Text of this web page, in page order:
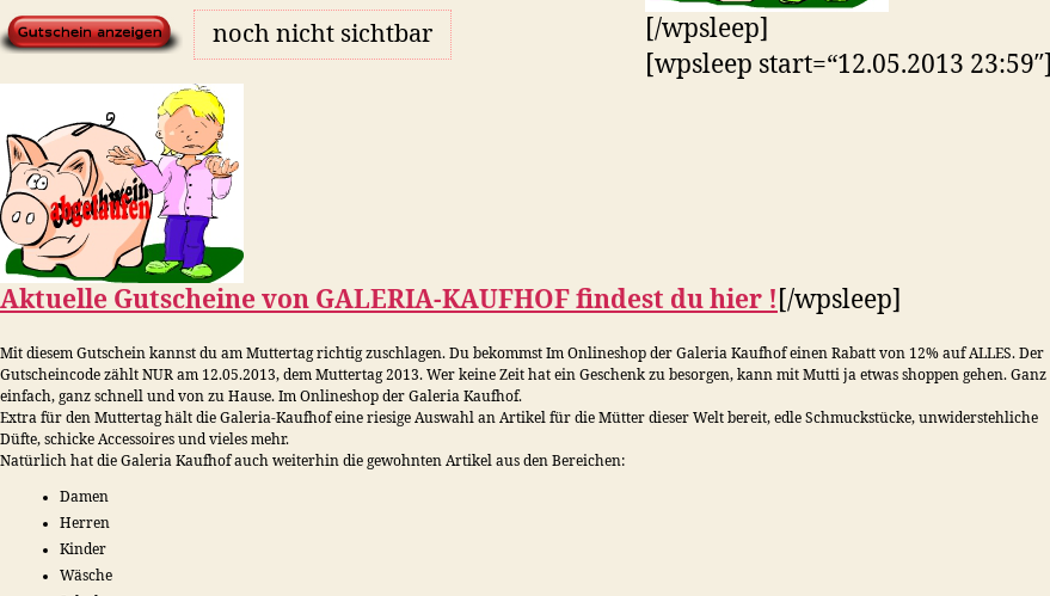
noch nicht sichtbar
[/wpsleep]
[wpsleep start=“12.05.2013 23:59″]
Aktuelle Gutscheine von GALERIA-KAUFHOFfindest du hier ! [/wpsleep]
Mit diesem Gutschein kannst du am Muttertag richtig zuschlagen. Du bekommst Im Onlineshop der Galeria Kaufhof einen Rabatt von 12% auf ALLES. Der
Gutscheincode zählt NUR am 12.05.2013, dem Muttertag 2013. Wer keine Zeit hat ein Geschenk zu besorgen, kann mit Mutti ja etwas shoppen gehen. Ganz
einfach, ganz schnell und von zu Hause. Im Onlineshop der Galeria Kaufhof.
Extra für den Muttertag hält die Galeria-Kaufhof eine riesige Auswahl an Artikel für die Mütter dieser Welt bereit, edle Schmuckstücke, unwiderstehliche
Düfte, schicke Accessoires und vieles mehr.
Natürlich hat die Galeria Kaufhof auch weiterhin die gewohnten Artikel aus den Bereichen:
Damen
Herren
Kinder
Wäsche